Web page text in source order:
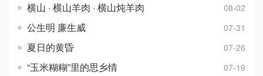
横山 · 横山羊肉 · 横山炖羊肉 08-02
公生明 廉生威 07-31
夏日的黄昏 07-26
“玉米糊糊”里的思乡情 07-19